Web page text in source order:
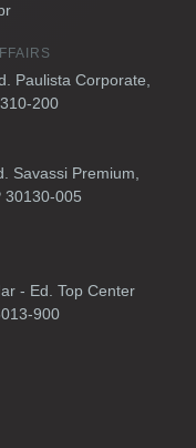
Paulista Corporate,
200
Savassi Premium,
30130-005
- Ed. Top Center
900